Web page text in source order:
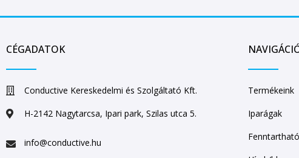
CÉGADATOK
Conductive Kereskedelmi és Szolgáltató Kft.
H-2142 Nagytarcsa, Ipari park, Szilas utca 5.
info@conductive.hu
Termékeink
Iparágak